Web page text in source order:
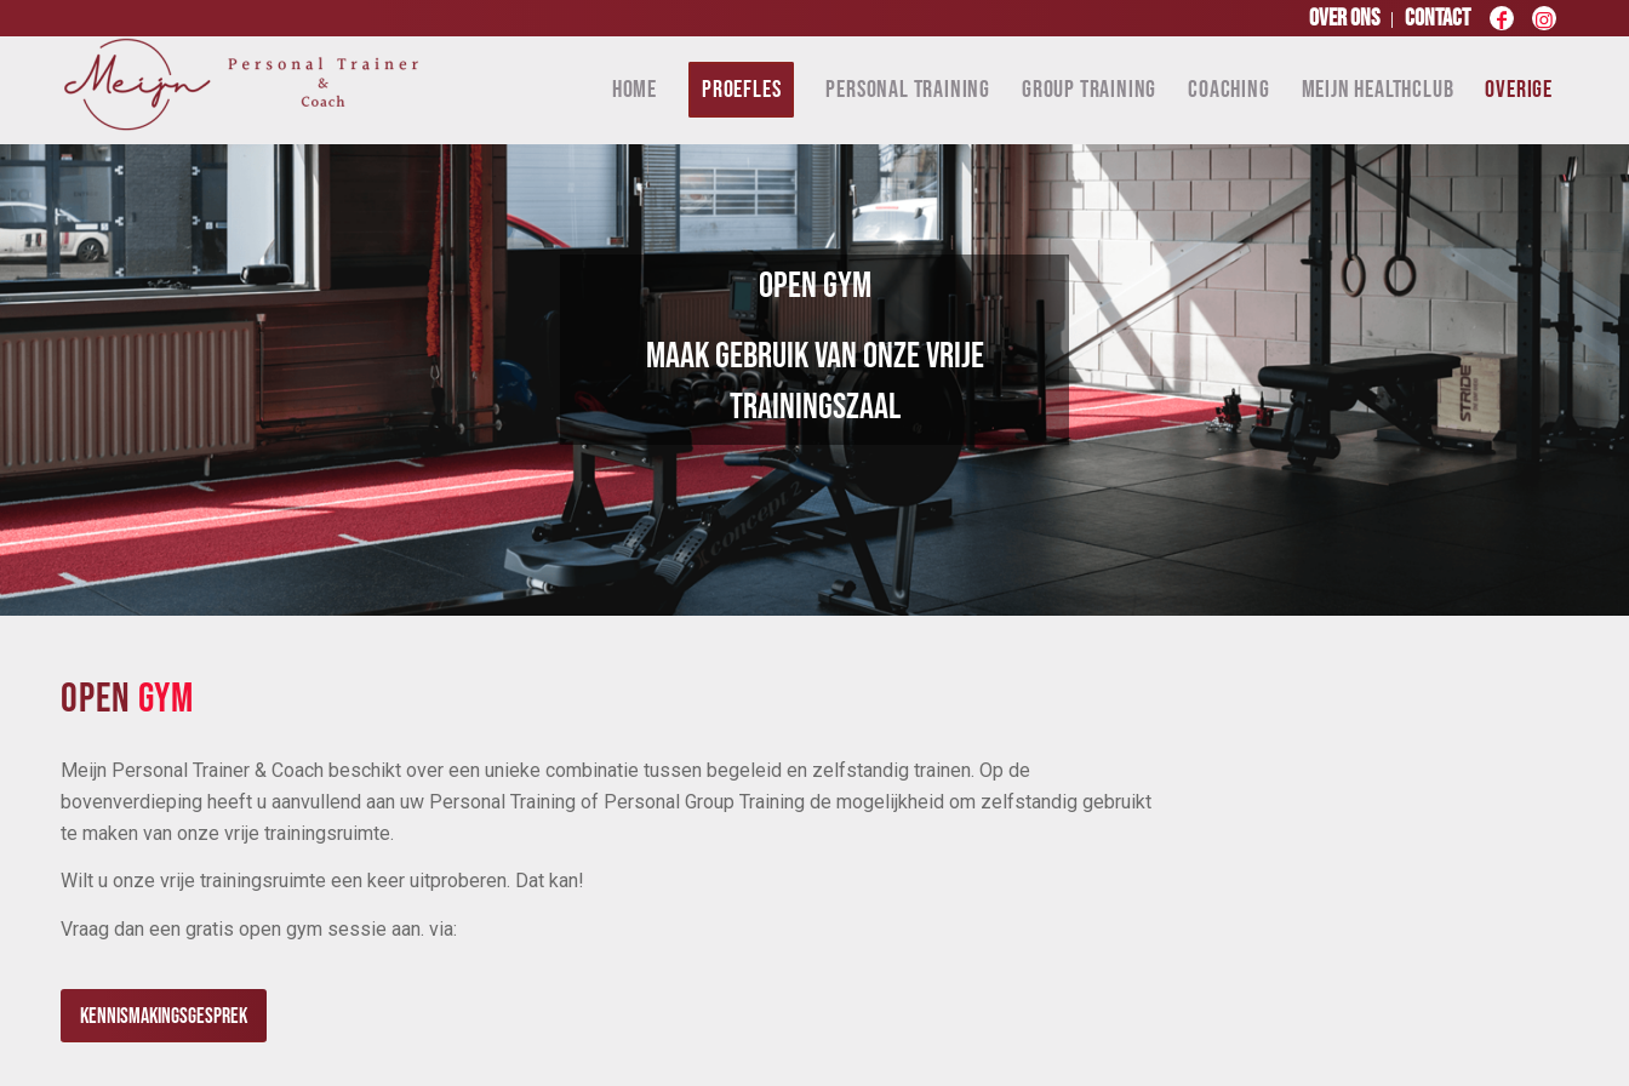
Over ons Contact
HOME PROEFLES PERSONAL TRAINING GROUP TRAINING COACHING MEIJN HEALTHCLUB OVERIGE
OPEN GYM
Maak gebruik van onze vrije
trainingszaal
OPEN GYM
Meijn Personal Trainer & Coach beschikt over een unieke combinatie tussen begeleid en zelfstandig trainen. Op de
bovenverdieping heeft u aanvullend aan uw Personal Training of Personal Group Training de mogelijkheid om zelfstandig gebruikt
te maken van onze vrije trainingsruimte.
Wilt u onze vrije trainingsruimte een keer uitproberen. Dat kan!
Vraag dan een gratis open gym sessie aan. via:
Kennismakingsgesprek